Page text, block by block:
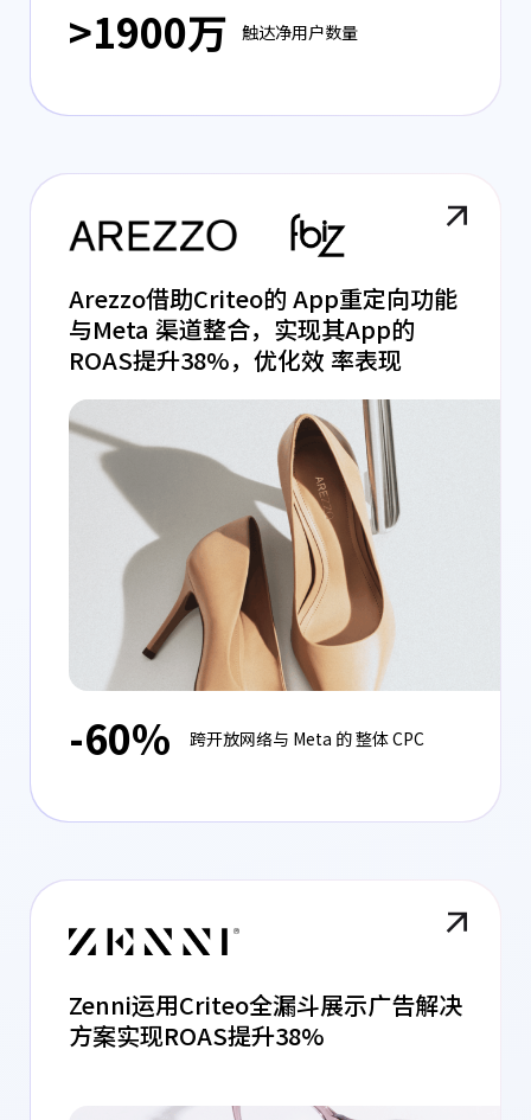
>1900万 触达净用户数量
Arezzo借助Criteo的 App重定向功能
与Meta 渠道整合，实现其App的
ROAS提升38%，优化效 率表现
-60% 跨开放网络与 Meta 的 整体 CPC
Zenni运用Criteo全漏斗展示广告解决
方案实现ROAS提升38%